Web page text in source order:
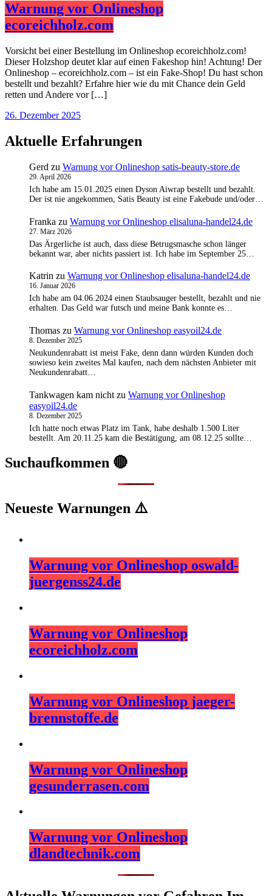
Warnung vor Onlineshop
ecoreichholz.com
Vorsicht bei einer Bestellung im Onlineshop ecoreichholz.com!
Dieser Holzshop deutet klar auf einen Fakeshop hin! Achtung! Der
Onlineshop – ecoreichholz.com – ist ein Fake-Shop! Du hast schon
bestellt und bezahlt? Erfahre hier wie du mit Chance dein Geld
retten und Andere vor […]
26. Dezember 2025
Aktuelle Erfahrungen
Gerd zu Warnung vor Onlineshop satis-beauty-store.de
29. April 2026
Ich habe am 15.01.2025 einen Dyson Aiwrap bestellt und bezahlt.
Der ist nie angekommen, Satis Beauty ist eine Fakebude und/oder…
Franka zu Warnung vor Onlineshop elisaluna-handel24.de
27. März 2026
Das Ärgerliche ist auch, dass diese Betrugsmasche schon länger
bekannt war, aber nichts passiert ist. Ich habe im September 25…
Katrin zu Warnung vor Onlineshop elisaluna-handel24.de
16. Januar 2026
Ich habe am 04.06.2024 einen Staubsauger bestellt, bezahlt und nie
erhalten. Das Geld war futsch und meine Bank konnte es…
Thomas zu Warnung vor Onlineshop easyoil24.de
8. Dezember 2025
Neukundenrabatt ist meist Fake, denn dann würden Kunden doch
sowieso kein zweites Mal kaufen, nach dem nächsten Anbieter mit
Neukundenrabatt…
Tankwagen kam nicht zu Warnung vor Onlineshop
easyoil24.de
8. Dezember 2025
Ich hatte noch etwas Platz im Tank, habe deshalb 1.500 Liter
bestellt. Am 20.11.25 kam die Bestätigung, am 08.12.25 sollte…
Suchaufkommen 🔴
Neueste Warnungen ⚠️
Warnung vor Onlineshop oswald-
juergenss24.de
Warnung vor Onlineshop
ecoreichholz.com
Warnung vor Onlineshop jaeger-
brennstoffe.de
Warnung vor Onlineshop
gesunderrasen.com
Warnung vor Onlineshop
dlandtechnik.com